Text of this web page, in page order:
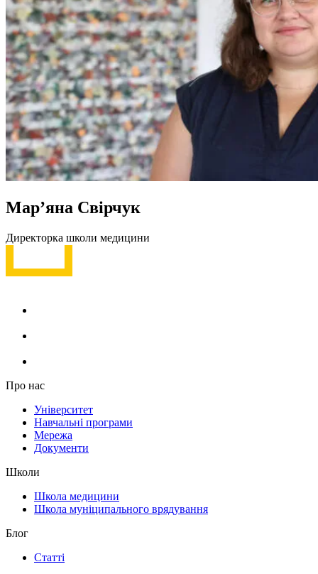
Мар’яна Свірчук
Директорка школи медицини
Про нас
Університет
Навчальні програми
Мережа
Документи
Школи
Школа медицини
Школа муніципального врядування
Блог
Статті